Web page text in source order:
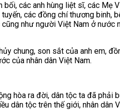
các anh hùng liệt sĩ, các Mẹ
các đồng chí thương
như người Việt Nam ở
chung, son sắt của anh em,
của nhân dân Việt Nam.
hòa ra đời, dân tộc ta đã
dân tộc trên thế giới, nhân